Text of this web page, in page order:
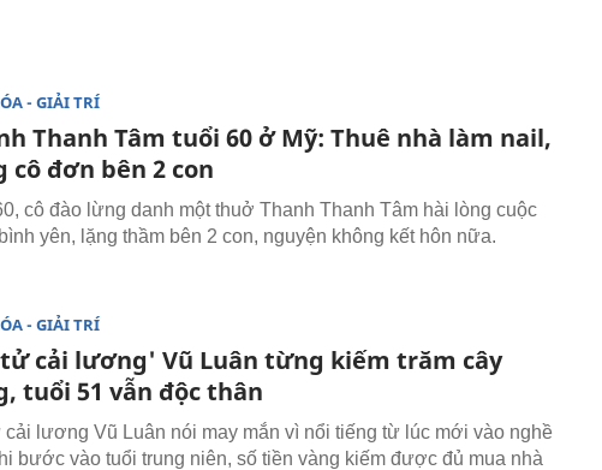
- GIẢI TRÍ
Thanh Tâm tuổi 60 ở Mỹ: Thuê nhà làm nail,
cô đơn bên 2 con
cô đào lừng danh một thuở Thanh Thanh Tâm hài lòng cuộc
yên, lặng thầm bên 2 con, nguyện không kết hôn nữa.
- GIẢI TRÍ
cải lương' Vũ Luân từng kiếm trăm cây
tuổi 51 vẫn độc thân
cải lương Vũ Luân nói may mắn vì nổi tiếng từ lúc mới vào nghề
bước vào tuổi trung niên, số tiền vàng kiếm được đủ mua nhà